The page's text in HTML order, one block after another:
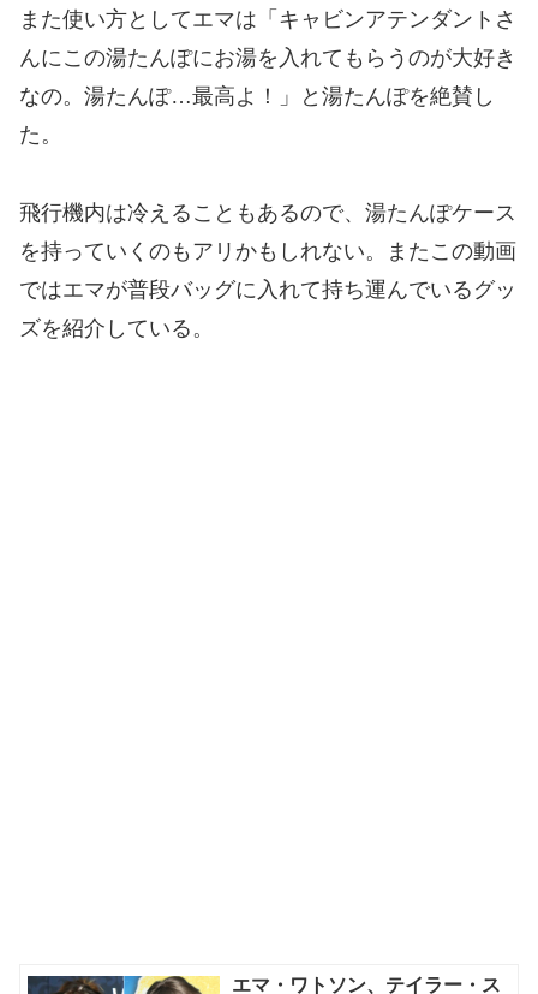
また使い方としてエマは「キャビンアテンダントさ
んにこの湯たんぽにお湯を入れてもらうのが大好き
なの。湯たんぽ…最高よ！」と湯たんぽを絶賛し
た。
飛行機内は冷えることもあるので、湯たんぽケース
を持っていくのもアリかもしれない。またこの動画
ではエマが普段バッグに入れて持ち運んでいるグッ
ズを紹介している。
エマ・ワトソン、テイラー・ス